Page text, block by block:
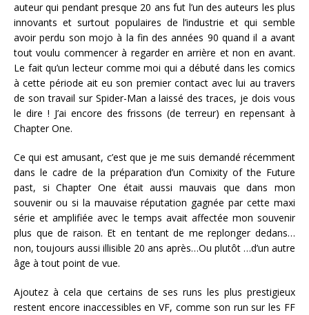
auteur qui pendant presque 20 ans fut l’un des auteurs les plus
innovants et surtout populaires de l’industrie et qui semble
avoir perdu son mojo à la fin des années 90 quand il a avant
tout voulu commencer à regarder en arrière et non en avant.
Le fait qu’un lecteur comme moi qui a débuté dans les comics
à cette période ait eu son premier contact avec lui au travers
de son travail sur Spider-Man a laissé des traces, je dois vous
le dire ! J’ai encore des frissons (de terreur) en repensant à
Chapter One.
Ce qui est amusant, c’est que je me suis demandé récemment
dans le cadre de la préparation d’un Comixity of the Future
past, si Chapter One était aussi mauvais que dans mon
souvenir ou si la mauvaise réputation gagnée par cette maxi
série et amplifiée avec le temps avait affectée mon souvenir
plus que de raison. Et en tentant de me replonger dedans…
non, toujours aussi illisible 20 ans après…Ou plutôt …d’un autre
âge à tout point de vue.
Ajoutez à cela que certains de ses runs les plus prestigieux
restent encore inaccessibles en VF, comme son run sur les FF